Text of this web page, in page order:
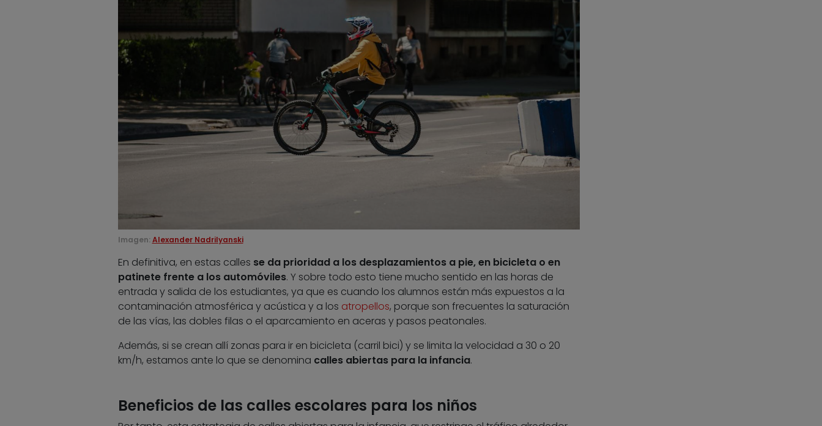
Imagen: Alexander Nadrilyanski
En definitiva, en estas calles se da prioridad a los desplazamientos a pie, en bicicleta o en
patinete frente a los automóviles. Y sobre todo esto tiene mucho sentido en las horas de
entrada y salida de los estudiantes, ya que es cuando los alumnos están más expuestos a la
contaminación atmosférica y acústica y a los atropellos, porque son frecuentes la saturación
de las vías, las dobles filas o el aparcamiento en aceras y pasos peatonales.
Además, si se crean allí zonas para ir en bicicleta (carril bici) y se limita la velocidad a 30 o 20
km/h, estamos ante lo que se denomina calles abiertas para la infancia.
Beneficios de las calles escolares para los niños